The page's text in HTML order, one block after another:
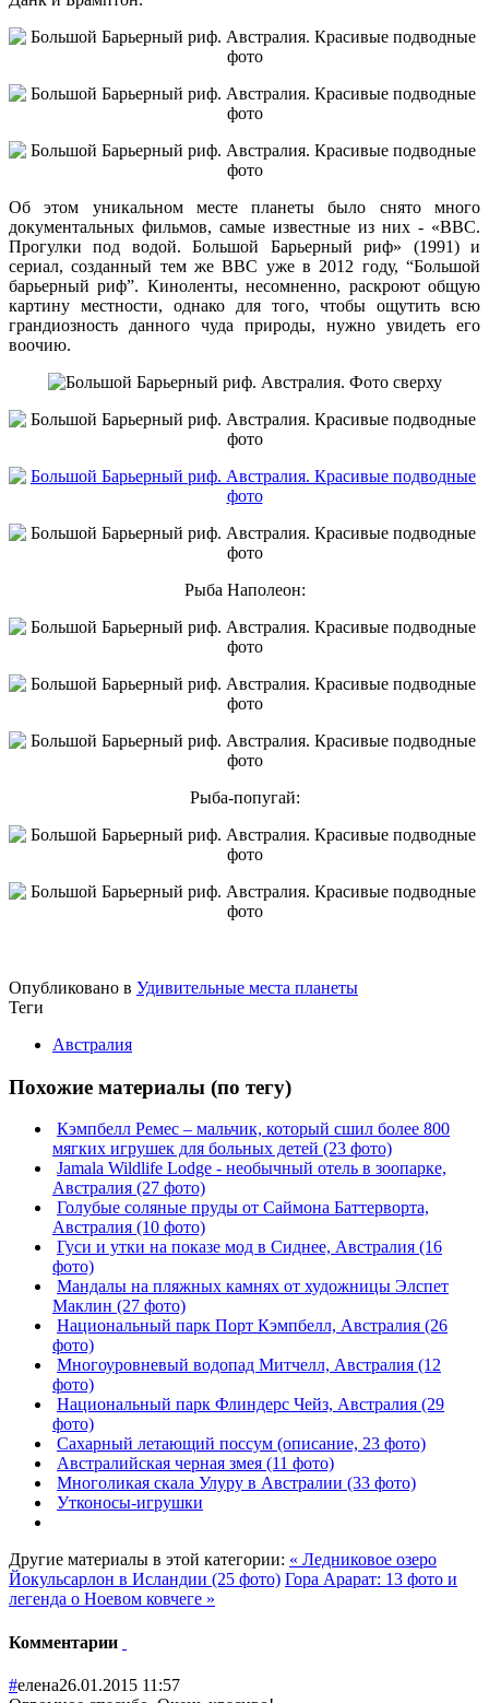
Об этом уникальном месте планеты было снято много
документальных фильмов, самые известные из них - «BBC.
Прогулки под водой. Большой Барьерный риф» (1991) и
сериал, созданный тем же ВВС уже в 2012 году, “Большой
барьерный риф”. Киноленты, несомненно, раскроют общую
картину местности, однако для того, чтобы ощутить всю
грандиозность данного чуда природы, нужно увидеть его
воочию.
Рыба Наполеон:
Рыба-попугай:
Опубликовано в Удивительные места планеты
Теги
Австралия
Похожие материалы (по тегу)
Кэмпбелл Ремес – мальчик, который сшил более 800
мягких игрушек для больных детей (23 фото)
Jamala Wildlife Lodge - необычный отель в зоопарке,
Австралия (27 фото)
Голубые соляные пруды от Саймона Баттерворта,
Австралия (10 фото)
Гуси и утки на показе мод в Сиднее, Австралия (16
фото)
Мандалы на пляжных камнях от художницы Элспет
Маклин (27 фото)
Национальный парк Порт Кэмпбелл, Австралия (26
фото)
Многоуровневый водопад Митчелл, Австралия (12
фото)
Национальный парк Флиндерс Чейз, Австралия (29
фото)
Сахарный летающий поссум (описание, 23 фото)
Австралийская черная змея (11 фото)
Многоликая скала Улуру в Австралии (33 фото)
Утконосы-игрушки
Другие материалы в этой категории: « Ледниковое озеро
Йокульсарлон в Исландии (25 фото) Гора Арарат: 13 фото и
легенда о Ноевом ковчеге »
Комментарии
#елена26.01.2015 11:57